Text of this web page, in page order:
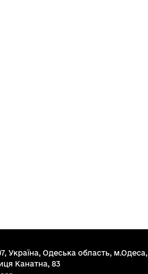
Україна, Одеська область, м.Одеса,
Канатна, 83